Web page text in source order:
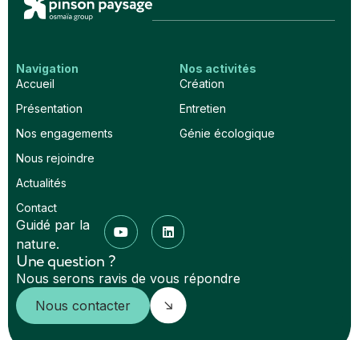
Navigation
Accueil
Présentation
Nos engagements
Nous rejoindre
Actualités
Contact
Nos activités
Création
Entretien
Génie écologique
Guidé par la
nature.
Une question ?
Nous serons ravis de vous répondre
Nous contacter